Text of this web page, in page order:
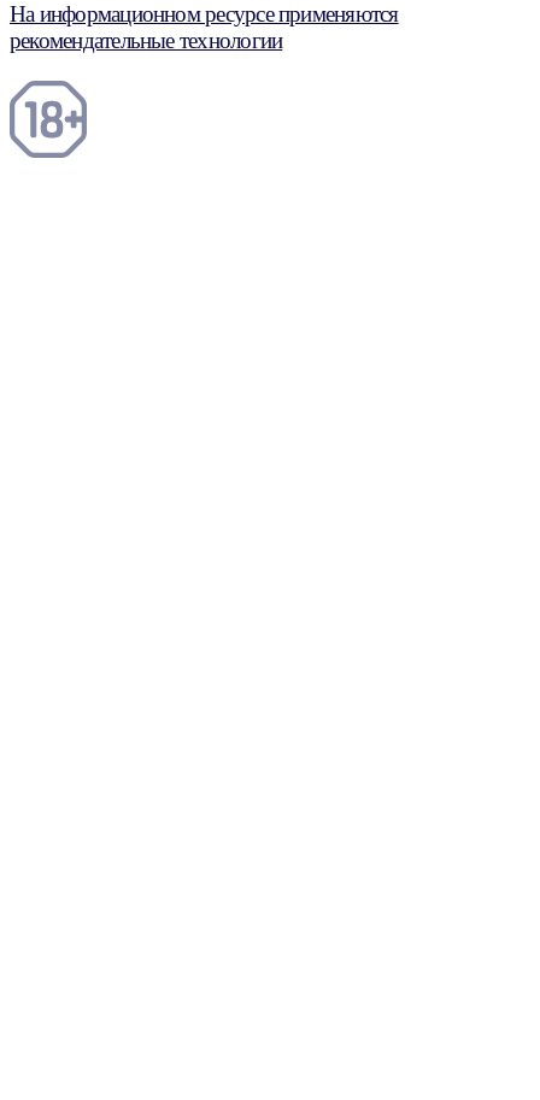
На информационном ресурсе применяются
рекомендательные технологии